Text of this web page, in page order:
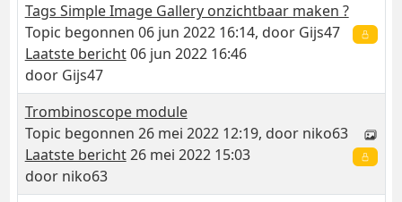
Tags Simple Image Gallery onzichtbaar maken ?
Topic begonnen 06 jun 2022 16:14, door Gijs47
Laatste bericht06 jun 2022 16:46
door Gijs47
Trombinoscope module
Topic begonnen 26 mei 2022 12:19, door niko63
Laatste bericht26 mei 2022 15:03
door niko63